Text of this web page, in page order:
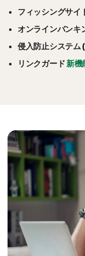
フィッシングサイ
オンラインバンキ
侵入防止システム
リンクガード 新機